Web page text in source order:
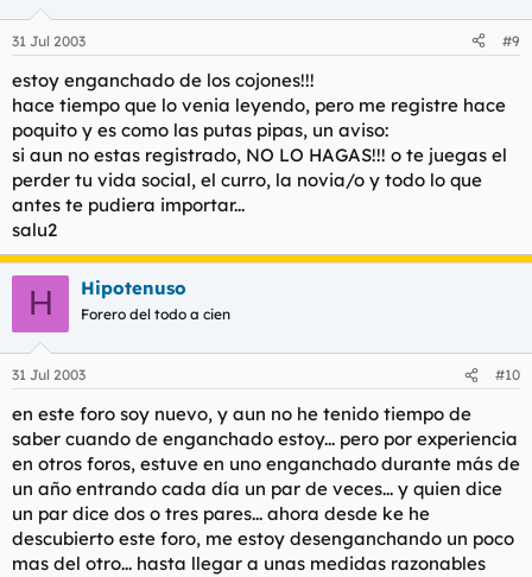
31 Jul 2003 #9
estoy enganchado de los cojones!!!
hace tiempo que lo venia leyendo, pero me registre hace
poquito y es como las putas pipas, un aviso:
si aun no estas registrado, NO LO HAGAS!!! o te juegas el
perder tu vida social, el curro, la novia/o y todo lo que
antes te pudiera importar...
salu2
H Hipotenuso
Forero del todo a cien
31 Jul 2003 #10
en este foro soy nuevo, y aun no he tenido tiempo de
saber cuando de enganchado estoy... pero por experiencia
en otros foros, estuve en uno enganchado durante más de
un año entrando cada día un par de veces... y quien dice
un par dice dos o tres pares... ahora desde ke he
descubierto este foro, me estoy desenganchando un poco
mas del otro... hasta llegar a unas medidas razonables